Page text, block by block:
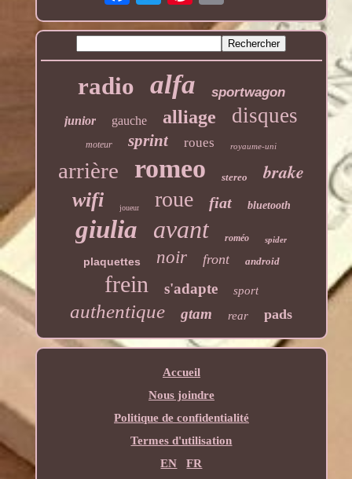
radio alfa sportwagon
junior gauche alliage disques
moteur sprint roues royaume-uni
arrière romeo stereo brake
wifi joueur roue fiat bluetooth
giulia avant roméo spider
plaquettes noir front android
frein s'adapte sport
authentique gtam rear pads
Accueil
Nous joindre
Politique de confidentialité
Termes d'utilisation
EN
FR